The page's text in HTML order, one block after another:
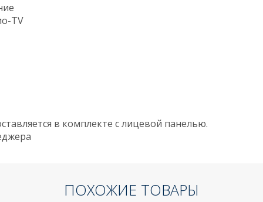
TV
в комплекте с лицевой панелью.
ПОХОЖИЕ ТОВАРЫ